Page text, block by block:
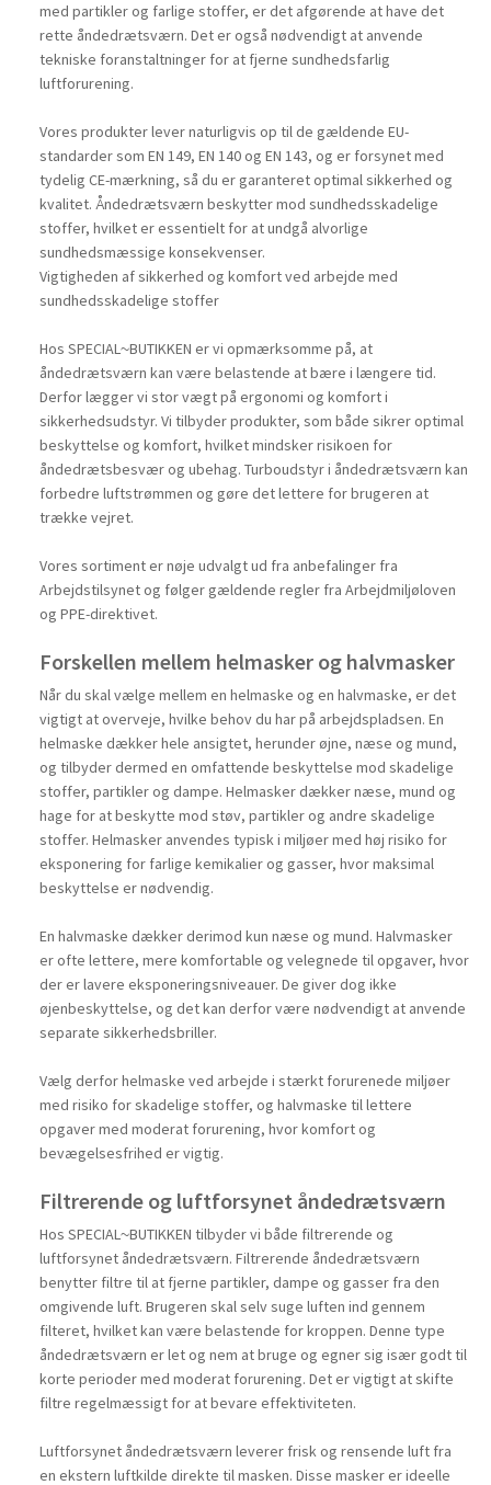
med partikler og farlige stoffer, er det afgørende at have det
rette åndedrætsværn. Det er også nødvendigt at anvende
tekniske foranstaltninger for at fjerne sundhedsfarlig
luftforurening.
Vores produkter lever naturligvis op til de gældende EU-
standarder som EN 149, EN 140 og EN 143, og er forsynet med
tydelig CE-mærkning, så du er garanteret optimal sikkerhed og
kvalitet. Åndedrætsværn beskytter mod sundhedsskadelige
stoffer, hvilket er essentielt for at undgå alvorlige
sundhedsmæssige konsekvenser.
Vigtigheden af sikkerhed og komfort ved arbejde med
sundhedsskadelige stoffer
Hos SPECIAL~BUTIKKEN er vi opmærksomme på, at
åndedrætsværn kan være belastende at bære i længere tid.
Derfor lægger vi stor vægt på ergonomi og komfort i
sikkerhedsudstyr. Vi tilbyder produkter, som både sikrer optimal
beskyttelse og komfort, hvilket mindsker risikoen for
åndedrætsbesvær og ubehag. Turboudstyr i åndedrætsværn kan
forbedre luftstrømmen og gøre det lettere for brugeren at
trække vejret.
Vores sortiment er nøje udvalgt ud fra anbefalinger fra
Arbejdstilsynet og følger gældende regler fra Arbejdmiljøloven
og PPE-direktivet.
Forskellen mellem helmasker og halvmasker
Når du skal vælge mellem en helmaske og en halvmaske, er det
vigtigt at overveje, hvilke behov du har på arbejdspladsen. En
helmaske dækker hele ansigtet, herunder øjne, næse og mund,
og tilbyder dermed en omfattende beskyttelse mod skadelige
stoffer, partikler og dampe. Helmasker dækker næse, mund og
hage for at beskytte mod støv, partikler og andre skadelige
stoffer. Helmasker anvendes typisk i miljøer med høj risiko for
eksponering for farlige kemikalier og gasser, hvor maksimal
beskyttelse er nødvendig.
En halvmaske dækker derimod kun næse og mund. Halvmasker
er ofte lettere, mere komfortable og velegnede til opgaver, hvor
der er lavere eksponeringsniveauer. De giver dog ikke
øjenbeskyttelse, og det kan derfor være nødvendigt at anvende
separate sikkerhedsbriller.
Vælg derfor helmaske ved arbejde i stærkt forurenede miljøer
med risiko for skadelige stoffer, og halvmaske til lettere
opgaver med moderat forurening, hvor komfort og
bevægelsesfrihed er vigtig.
Filtrerende og luftforsynet åndedrætsværn
Hos SPECIAL~BUTIKKEN tilbyder vi både filtrerende og
luftforsynet åndedrætsværn. Filtrerende åndedrætsværn
benytter filtre til at fjerne partikler, dampe og gasser fra den
omgivende luft. Brugeren skal selv suge luften ind gennem
filteret, hvilket kan være belastende for kroppen. Denne type
åndedrætsværn er let og nem at bruge og egner sig især godt til
korte perioder med moderat forurening. Det er vigtigt at skifte
filtre regelmæssigt for at bevare effektiviteten.
Luftforsynet åndedrætsværn leverer frisk og rensende luft fra
en ekstern luftkilde direkte til masken. Disse masker er ideelle